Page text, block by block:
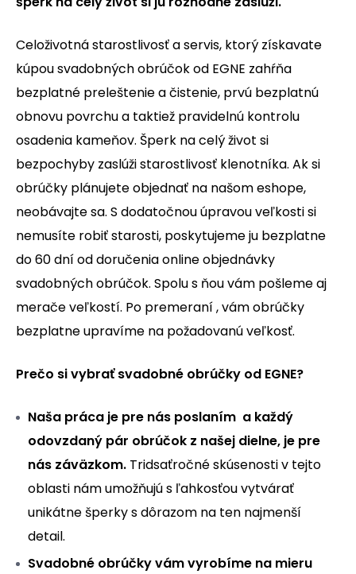
Celoživotná starostlivosť a servis, ktorý získavate
kúpou svadobných obrúčok od EGNE zahŕňa
bezplatné preleštenie a čistenie, prvú bezplatnú
obnovu povrchu a taktiež pravidelnú kontrolu
osadenia kameňov. Šperk na celý život si
bezpochyby zaslúži starostlivosť klenotníka. Ak si
obrúčky plánujete objednať na našom eshope,
neobávajte sa. S dodatočnou úpravou veľkosti si
nemusíte robiť starosti, poskytujeme ju bezplatne
do 60 dní od doručenia online objednávky
svadobných obrúčok. Spolu s ňou vám pošleme aj
merače veľkostí. Po premeraní , vám obrúčky
bezplatne upravíme na požadovanú veľkosť.
Prečo si vybrať svadobné obrúčky od EGNE?
Naša práca je pre nás poslaním a každý
odovzdaný pár obrúčok z našej dielne, je pre
nás záväzkom. Tridsaťročné skúsenosti v tejto
oblasti nám umožňujú s ľahkosťou vytvárať
unikátne šperky s dôrazom na ten najmenší
detail.
Svadobné obrúčky vám vyrobíme na mieru